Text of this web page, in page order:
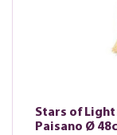
Stars of Light
Paisano Ø